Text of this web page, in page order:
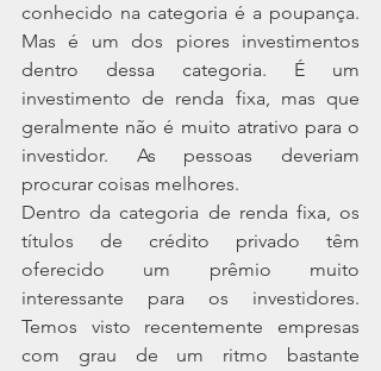
conhecido na categoria é a poupança.
Mas é um dos piores investimentos
dentro dessa categoria. É um
investimento de renda fixa, mas que
geralmente não é muito atrativo para o
investidor. As pessoas deveriam
procurar coisas melhores.
Dentro da categoria de renda fixa, os
títulos de crédito privado têm
oferecido um prêmio muito
interessante para os investidores.
Temos visto recentemente empresas
com grau de um ritmo bastante